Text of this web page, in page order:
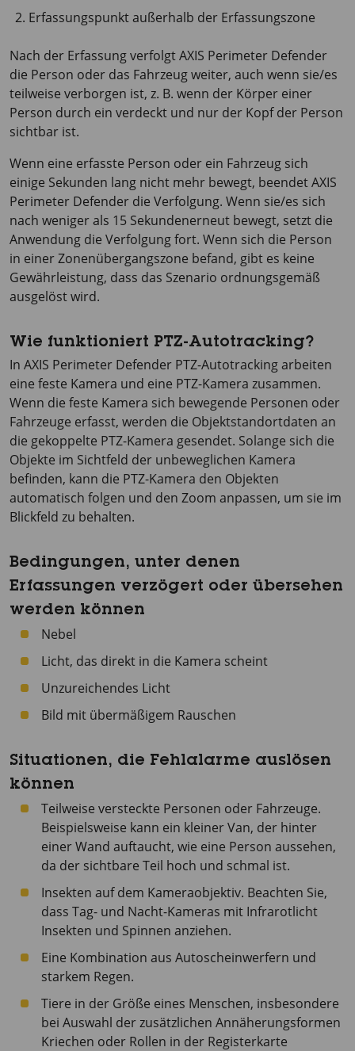
Erfassungspunkt außerhalb der Erfassungszone
Nach der Erfassung verfolgtAXIS Perimeter Defender
die Person oder das Fahrzeug weiter, auch wenn sie/es
teilweise verborgen ist, z. B. wenn der Körper einer
Person durch ein verdeckt und nur der Kopf der Person
sichtbar ist.
Wenn eine erfasste Person oder ein Fahrzeug sich
einige Sekunden lang nicht mehr bewegt, beendetAXIS
Perimeter Defender die Verfolgung. Wenn sie/es sich
nach weniger als 15 Sekundenerneut bewegt, setzt die
Anwendung die Verfolgung fort. Wenn sich die Person
in einer Zonenübergangszone befand, gibt es keine
Gewährleistung, dass das Szenario ordnungsgemäß
ausgelöst wird.
Wie funktioniert PTZ-Autotracking?
In AXIS Perimeter Defender PTZ-Autotracking arbeiten
eine feste Kamera und eine PTZ-Kamera zusammen.
Wenn die feste Kamera sich bewegende Personen oder
Fahrzeuge erfasst, werden die Objektstandortdaten an
die gekoppelte PTZ-Kamera gesendet. Solange sich die
Objekte im Sichtfeld der unbeweglichen Kamera
befinden, kann die PTZ-Kamera den Objekten
automatisch folgen und den Zoom anpassen, um sie im
Blickfeld zu behalten.
Bedingungen, unter denen
Erfassungen verzögert oder übersehen
werden können
Nebel
Licht, das direkt in die Kamera scheint
Unzureichendes Licht
Bild mit übermäßigem Rauschen
Situationen, die Fehlalarme auslösen
können
Teilweise versteckte Personen oder Fahrzeuge.
Beispielsweise kann ein kleiner Van, der hinter
einer Wand auftaucht, wie eine Person aussehen,
da der sichtbare Teil hoch und schmal ist.
Insekten auf dem Kameraobjektiv. Beachten Sie,
dass Tag- und Nacht-Kameras mit Infrarotlicht
Insekten und Spinnen anziehen.
Eine Kombination aus Autoscheinwerfern und
starkem Regen.
Tiere in der Größe eines Menschen, insbesondere
bei Auswahl der zusätzlichen Annäherungsformen
Kriechen oder Rollen in der Registerkarte